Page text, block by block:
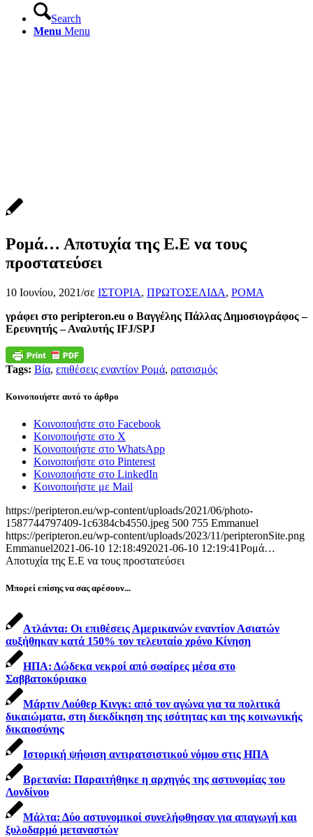
Search
Menu Menu
Ρομά… Αποτυχία της Ε.Ε να τους
προστατεύσει
10 Ιουνίου, 2021/σε ΙΣΤΟΡΙΑ, ΠΡΩΤΟΣΕΛΙΔΑ, ΡΟΜΑ
γράφει στο peripteron.eu ο Βαγγέλης Πάλλας Δημοσιογράφος –
Ερευνητής – Αναλυτής IFJ/SPJ
Tags: Βία, επιθέσεις εναντίον Ρομά, ρατσισμός
Κοινοποιήστε αυτό το άρθρο
Κοινοποιήστε στο Facebook
Κοινοποιήστε στο X
Κοινοποιήστε στο WhatsApp
Κοινοποιήστε στο Pinterest
Κοινοποιήστε στο LinkedIn
Κοινοποιήστε με Mail
https://peripteron.eu/wp-content/uploads/2021/06/photo-
1587744797409-1c6384cb4550.jpeg 500 755 Emmanuel
https://peripteron.eu/wp-content/uploads/2023/11/peripteronSite.png
Emmanuel2021-06-10 12:18:492021-06-10 12:19:41Ρομά…
Αποτυχία της Ε.Ε να τους προστατεύσει
Μπορεί επίσης να σας αρέσουν...
Ατλάντα: Οι επιθέσεις Αμερικανών εναντίον Ασιατών
αυξήθηκαν κατά 150% τον τελευταίο χρόνο Κίνηση
ΗΠΑ: Δώδεκα νεκροί από σφαίρες μέσα στο
Σαββατοκύριακο
Mάρτιν Λούθερ Κινγκ: από τον αγώνα για τα πολιτικά
δικαιώματα, στη διεκδίκηση της ισότητας και της κοινωνικής
δικαιοσύνης
Ιστορική ψήφιση αντιρατσιστικού νόμου στις ΗΠΑ
Βρετανία: Παραιτήθηκε η αρχηγός της αστυνομίας του
Λονδίνου
Μάλτα: Δύο αστυνομικοί συνελήφθησαν για απαγωγή και
ξυλοδαρμό μεταναστών